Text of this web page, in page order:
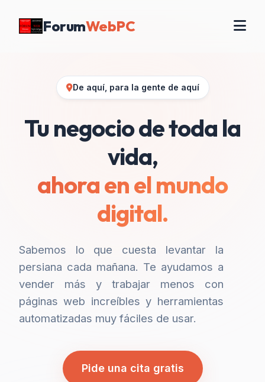
ForumWebPC
De aquí, para la gente de aquí
Tu negocio de toda la
vida,
ahora en el mundo
digital.
Sabemos lo que cuesta levantar la
persiana cada mañana. Te ayudamos a
vender más y trabajar menos con
páginas web increíbles y herramientas
automatizadas muy fáciles de usar.
Pide una cita gratis